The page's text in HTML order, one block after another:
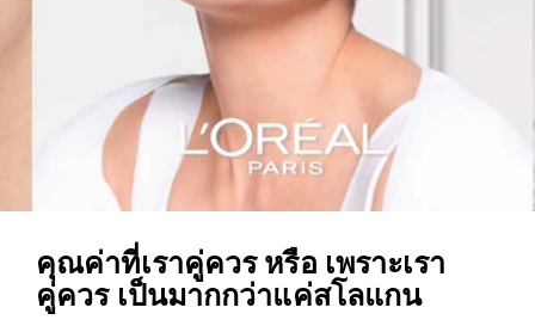
คุณค่าที่เราคู่ควร หรือ เพราะเรา
คู่ควร เป็นมากกว่าแค่สโลแกน